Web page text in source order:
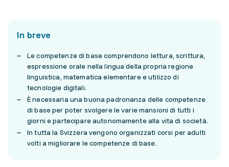
In breve
Le competenze di base comprendono lettura, scrittura,
espressione orale nella lingua della propria regione
linguistica, matematica elementare e utilizzo di
tecnologie digitali.
È necessaria una buona padronanza delle competenze
di base per poter svolgere le varie mansioni di tutti i
giorni e partecipare autonomamente alla vita di società.
In tutta la Svizzera vengono organizzati corsi per adulti
volti a migliorare le competenze di base.